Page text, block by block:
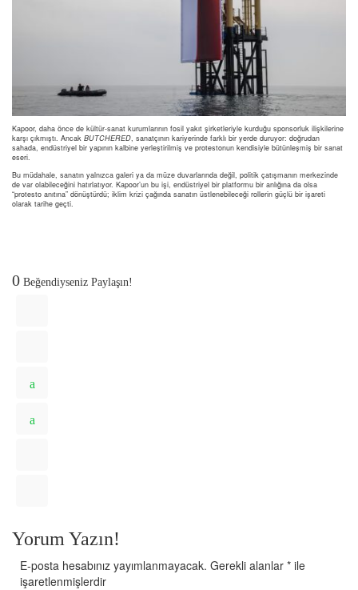
Kapoor, daha önce de kültür-sanat kurumlarının fosil yakıt şirketleriyle kurduğu sponsorluk ilişkilerine
karşı çıkmıştı. Ancak BUTCHERED, sanatçının kariyerinde farklı bir yerde duruyor: doğrudan
sahada, endüstriyel bir yapının kalbine yerleştirilmiş ve protestonun kendisiyle bütünleşmiş bir sanat
eseri.
Bu müdahale, sanatın yalnızca galeri ya da müze duvarlarında değil, politik çatışmanın merkezinde
de var olabileceğini hatırlatıyor. Kapoor’un bu işi, endüstriyel bir platformu bir anlığına da olsa
“protesto anıtına” dönüştürdü; iklim krizi çağında sanatın üstlenebileceği rollerin güçlü bir işareti
olarak tarihe geçti.
0 Beğendiyseniz Paylaşın!
Yorum Yazın!
E-posta hesabınız yayımlanmayacak. Gerekli alanlar * ile
işaretlenmişlerdir